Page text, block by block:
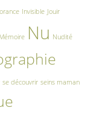
Invisible Jouir
Mémoire Nu Nudité
se découvrir seins maman